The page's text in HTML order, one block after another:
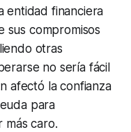
entidad financiera
sus compromisos
otras
no sería fácil
afectó la confianza
para
más caro.